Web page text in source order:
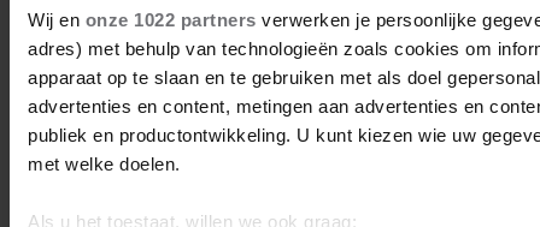
Wij en onze 1022 partners verwerken je persoonlijke
adres) met behulp van technologieën zoals cookies om
apparaat op te slaan en te gebruiken met als doel
advertenties en content, metingen aan advertenties en
publiek en productontwikkeling. U kunt kiezen wie uw
met welke doelen.
Als u het toestaat, willen we ook graag: